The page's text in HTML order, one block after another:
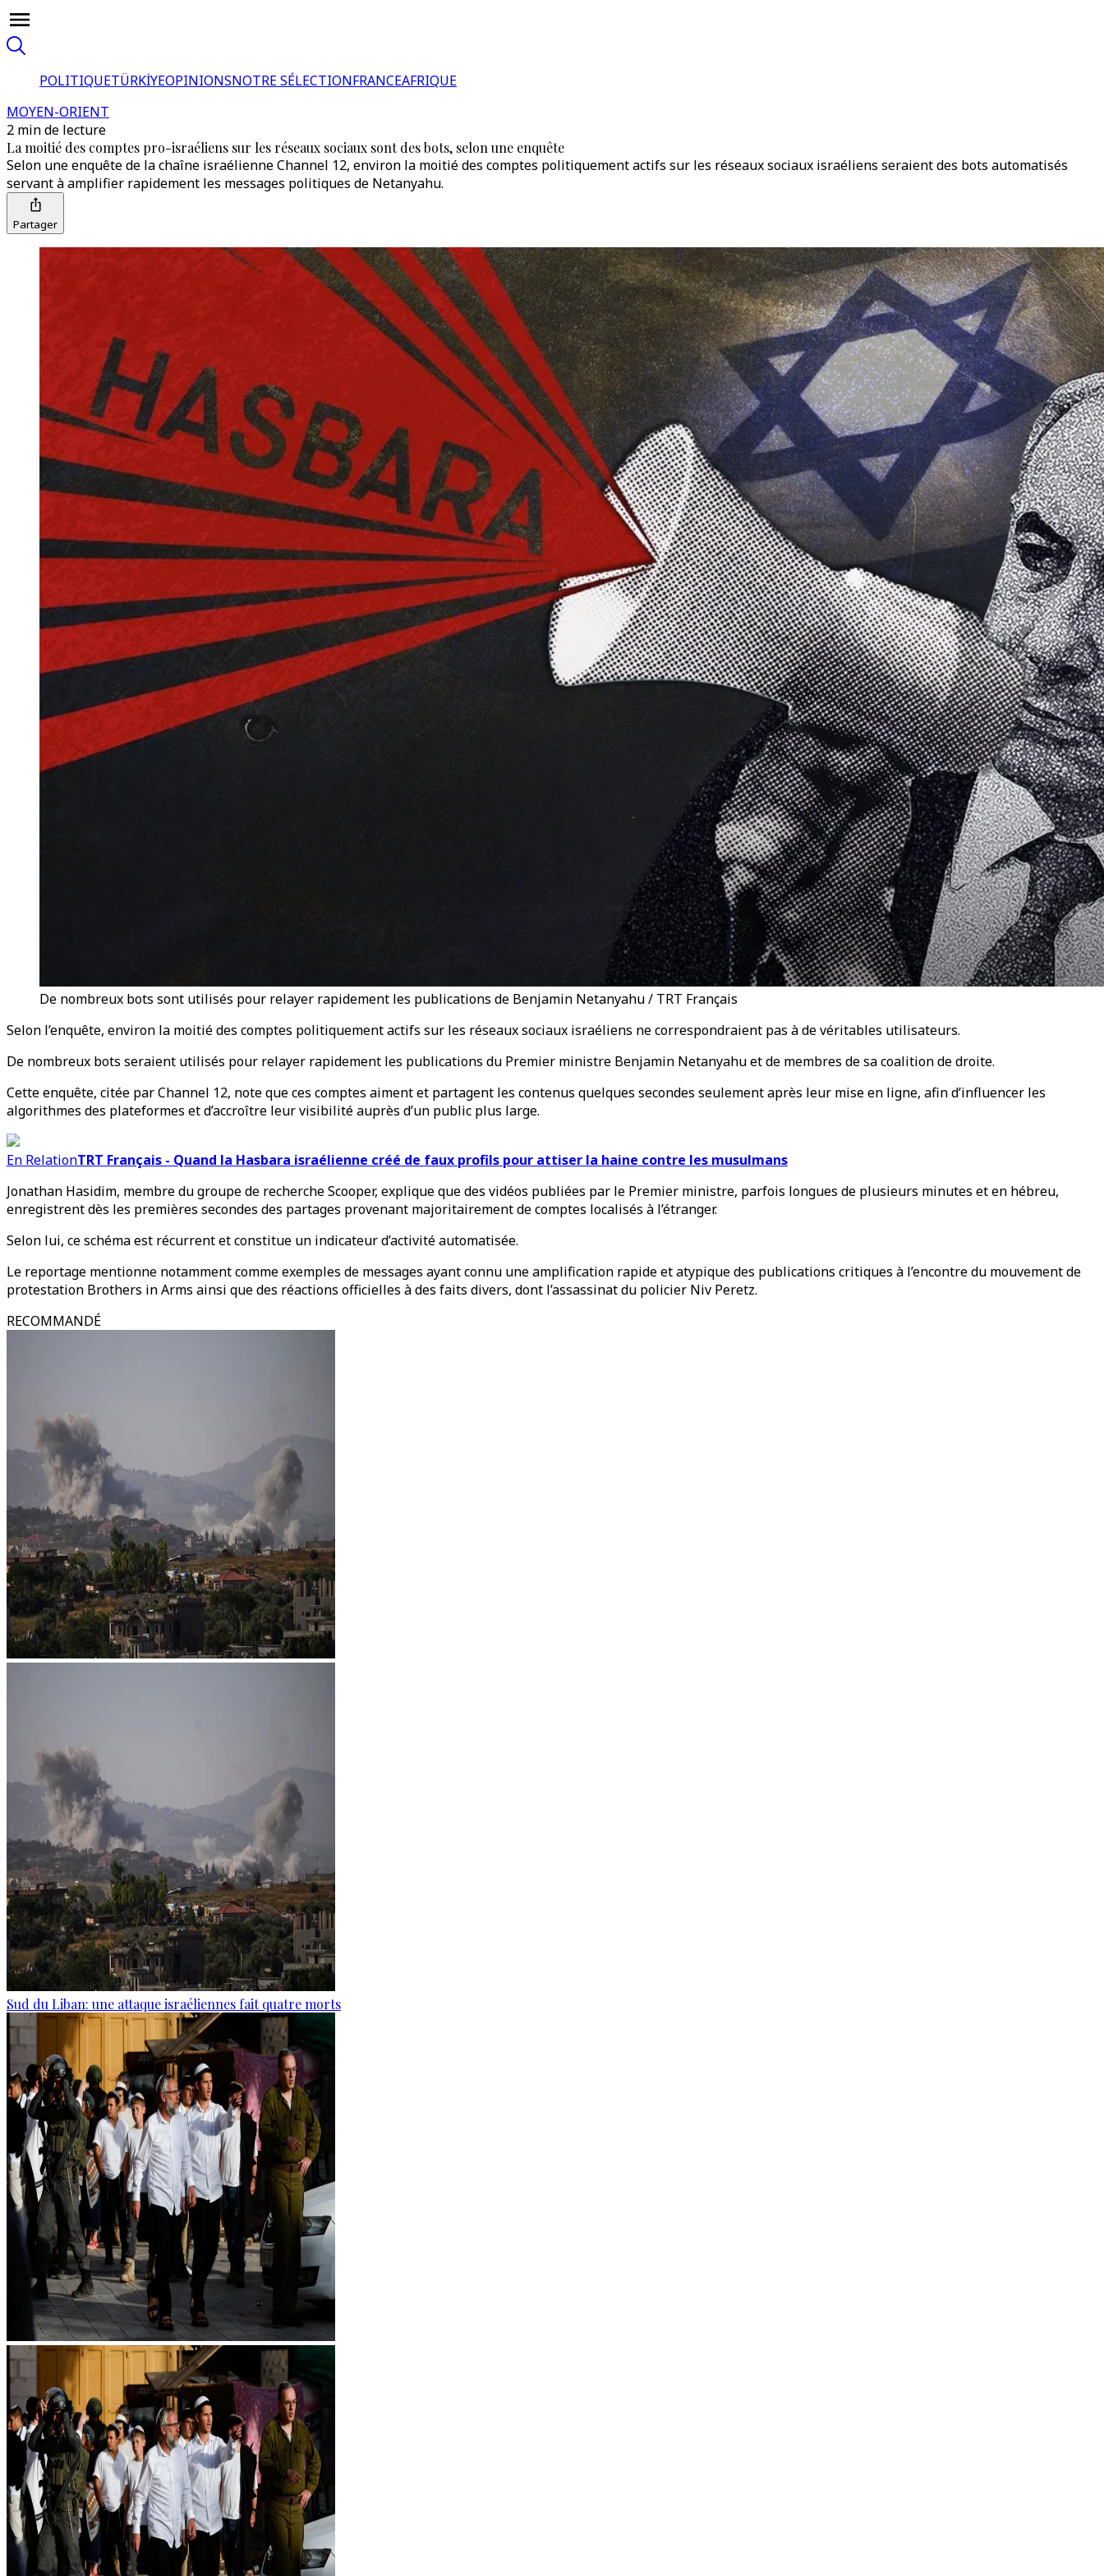
POLITIQUETÜRKİYEOPINIONSNOTRE SÉLECTIONFRANCEAFRIQUE
MOYEN-ORIENT
2 min de lecture
La moitié des comptes pro-israéliens sur les réseaux sociaux sont des bots, selon une enquête
Selon une enquête de la chaîne israélienne Channel 12, environ la moitié des comptes politiquement actifs sur les réseaux sociaux israéliens seraient des bots automatisés
servant à amplifier rapidement les messages politiques de Netanyahu.
Partager
De nombreux bots sont utilisés pour relayer rapidement les publications de Benjamin Netanyahu / TRT Français
Selon l’enquête, environ la moitié des comptes politiquement actifs sur les réseaux sociaux israéliens ne correspondraient pas à de véritables utilisateurs.
De nombreux bots seraient utilisés pour relayer rapidement les publications du Premier ministre Benjamin Netanyahu et de membres de sa coalition de droite.
Cette enquête, citée par Channel 12, note que ces comptes aiment et partagent les contenus quelques secondes seulement après leur mise en ligne, afin d’influencer les
algorithmes des plateformes et d’accroître leur visibilité auprès d’un public plus large.
En RelationTRT Français - Quand la Hasbara israélienne créé de faux profils pour attiser la haine contre les musulmans
Jonathan Hasidim, membre du groupe de recherche Scooper, explique que des vidéos publiées par le Premier ministre, parfois longues de plusieurs minutes et en hébreu,
enregistrent dès les premières secondes des partages provenant majoritairement de comptes localisés à l’étranger.
Selon lui, ce schéma est récurrent et constitue un indicateur d’activité automatisée.
Le reportage mentionne notamment comme exemples de messages ayant connu une amplification rapide et atypique des publications critiques à l’encontre du mouvement de
protestation Brothers in Arms ainsi que des réactions officielles à des faits divers, dont l’assassinat du policier Niv Peretz.
RECOMMANDÉ
Sud du Liban: une attaque israéliennes fait quatre morts